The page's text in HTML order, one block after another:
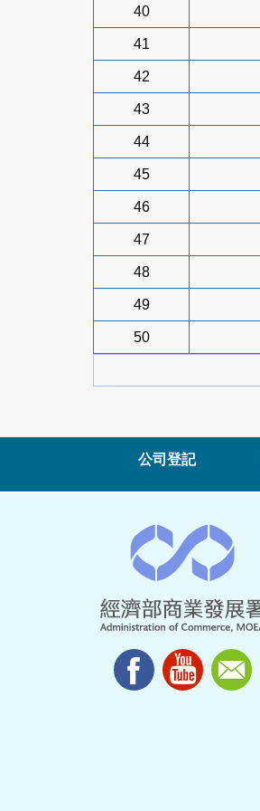
40
41
42
43
44
45
46
47
48
49
50
公司登記